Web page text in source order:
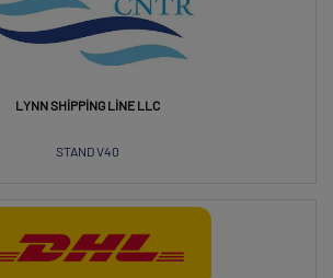
LYNN SHIPPING LINE LLC
STAND V40